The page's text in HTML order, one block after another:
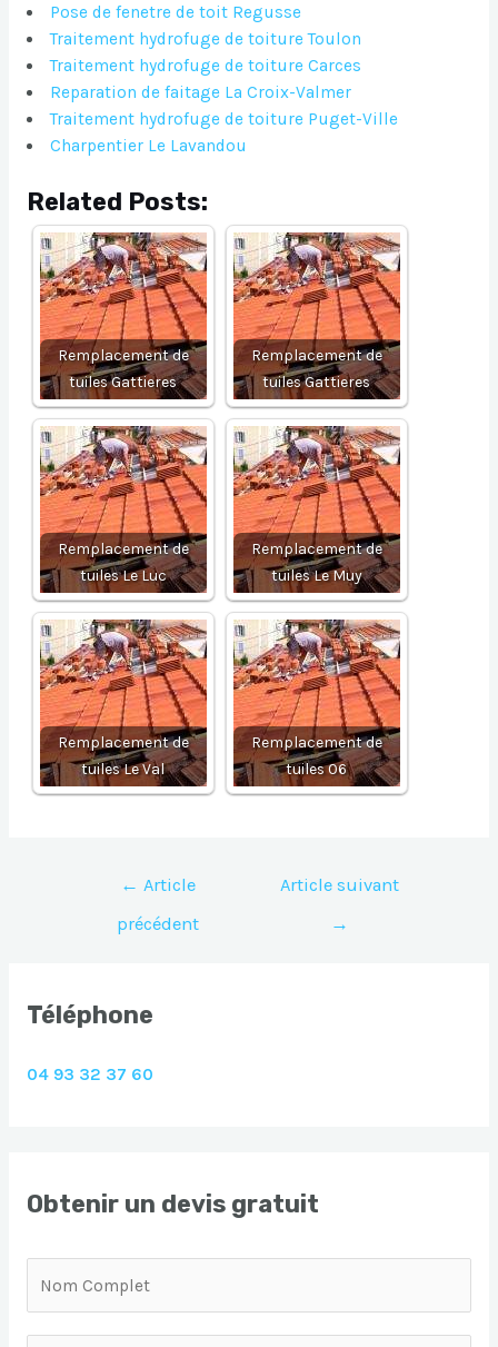
Pose de fenetre de toit Regusse
Traitement hydrofuge de toiture Toulon
Traitement hydrofuge de toiture Carces
Reparation de faitage La Croix-Valmer
Traitement hydrofuge de toiture Puget-Ville
Charpentier Le Lavandou
Related Posts:
Remplacement de
tuiles Gattieres
Remplacement de
tuiles Gattieres
Remplacement de
tuiles Le Luc
Remplacement de
tuiles Le Muy
Remplacement de
tuiles Le Val
Remplacement de
tuiles 06
Navigation
l’article
← Article
précédent
Article suivant
→
Téléphone
04 93 32 37 60
Obtenir un devis gratuit